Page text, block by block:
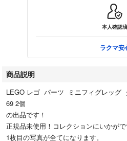
本人確認済
ラクマ安
商品説明
LEGO レゴ パーツ ミニフィグレッグ
69 2個
の出品です！
正規品未使用！コレクションにいかがで
1枚目の写真が全てになります。